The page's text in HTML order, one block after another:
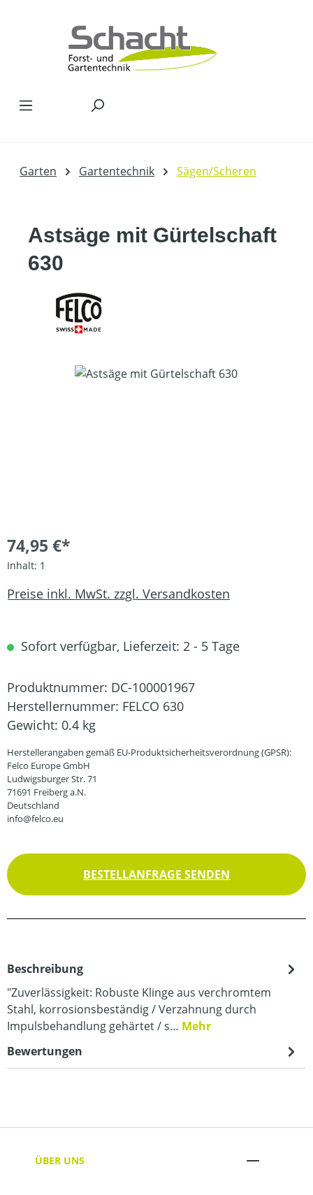
Garten Gartentechnik Sägen/Scheren
Astsäge mit Gürtelschaft
630
Bildergalerie überspringen
74,95 €*
Inhalt: 1
Preise inkl. MwSt. zzgl. Versandkosten
Sofort verfügbar, Lieferzeit: 2 - 5 Tage
Produktnummer: DC-100001967
Herstellernummer: FELCO 630
Gewicht: 0.4 kg
Herstellerangaben gemäß EU-Produktsicherheitsverordnung (GPSR):
Felco Europe GmbH
Ludwigsburger Str. 71
71691 Freiberg a.N.
Deutschland
info@felco.eu
BESTELLANFRAGE SENDEN
Beschreibung
"Zuverlässigkeit: Robuste Klinge aus verchromtem
Stahl, korrosionsbeständig / Verzahnung durch
Impulsbehandlung gehärtet / s… Mehr
Bewertungen
ÜBER UNS